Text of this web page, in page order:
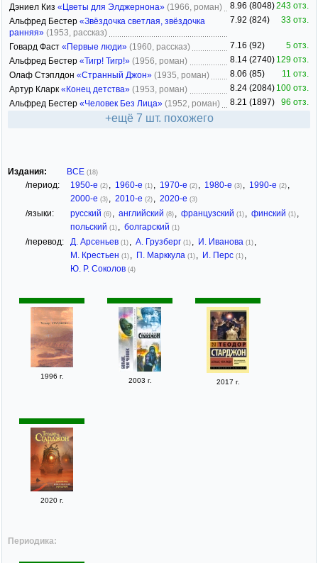
Дэниел Киз «Цветы для Элджернона» (1966, роман) 8.96 (8048)243 отз.
Альфред Бестер «Звёздочка светлая, звёздочка
ранняя» (1953, рассказ)
7.92 (824) 33 отз.
Говард Фаст «Первые люди» (1960, рассказ) 7.16 (92)
5 отз.
Альфред Бестер «Тигр! Тигр!» (1956, роман) 8.14 (2740) 129 отз.
Олаф Стэплдон «Странный Джон» (1935, роман) 8.06 (85)
11 отз.
Артур Кларк «Конец детства» (1953, роман) 8.24 (2084) 100 отз.
Альфред Бестер «Человек Без Лица» (1952, роман) 8.21 (1897) 96 отз.
+ещё 7 шт. похожего
Издания: ВСЕ (18)
/период: 1950-е (2) , 1960-е (1) , 1970-е (2) , 1980-е (3) , 1990-е (2) ,
2000-е (3) , 2010-е (2) , 2020-е (3)
/языки: русский (6) , английский (8) , французский (1) , финский (1) ,
польский (1) , болгарский (1)
/перевод: Д. Арсеньев (1) , А. Грузберг (1) , И. Иванова (1) ,
М. Крестьен (1) , П. Марккула (1) , И. Перс (1) ,
Ю. Р. Соколов (4)
1996 г.
2003 г. 2017 г.
2020 г.
Периодика: